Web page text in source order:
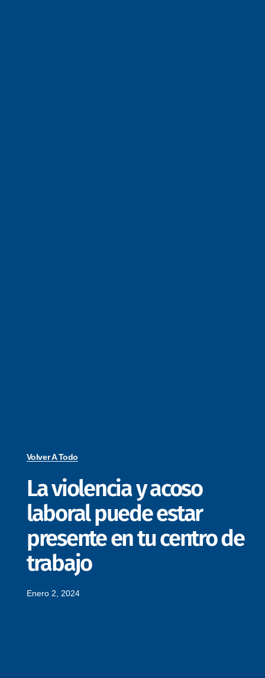
Volver A Todo
La violencia y acoso
laboral puede estar
presente en tu centro de
trabajo
Enero 2, 2024